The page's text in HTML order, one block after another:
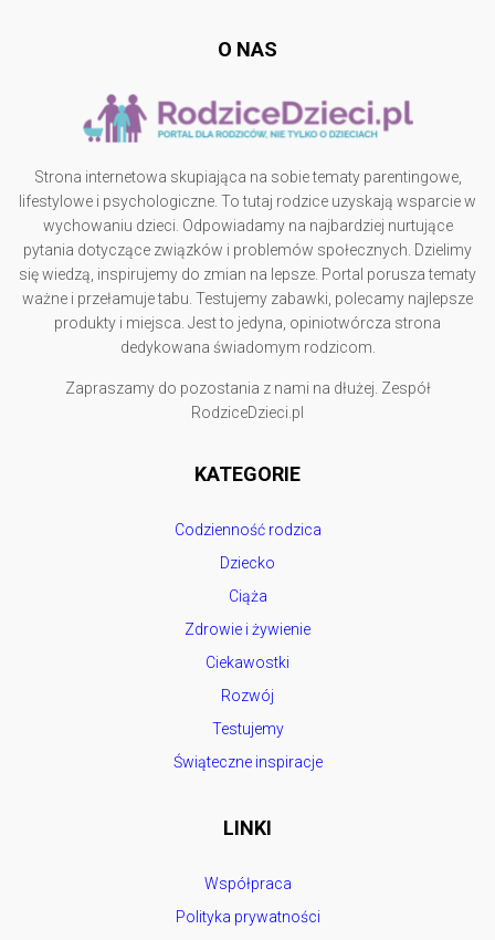
O NAS
Strona internetowa skupiająca na sobie tematy parentingowe,
lifestylowe i psychologiczne. To tutaj rodzice uzyskają wsparcie w
wychowaniu dzieci. Odpowiadamy na najbardziej nurtujące
pytania dotyczące związków i problemów społecznych. Dzielimy
się wiedzą, inspirujemy do zmian na lepsze. Portal porusza tematy
ważne i przełamuje tabu. Testujemy zabawki, polecamy najlepsze
produkty i miejsca. Jest to jedyna, opiniotwórcza strona
dedykowana świadomym rodzicom.
Zapraszamy do pozostania z nami na dłużej. Zespół
RodziceDzieci.pl
KATEGORIE
Codzienność rodzica
Dziecko
Ciąża
Zdrowie i żywienie
Ciekawostki
Rozwój
Testujemy
Świąteczne inspiracje
LINKI
Współpraca
Polityka prywatności